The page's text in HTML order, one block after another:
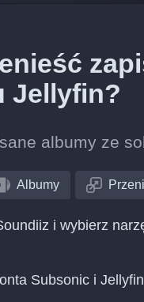
Jellyfin?
albumy ze
Albumy
i wybierz
Subsonic i Jellyfin